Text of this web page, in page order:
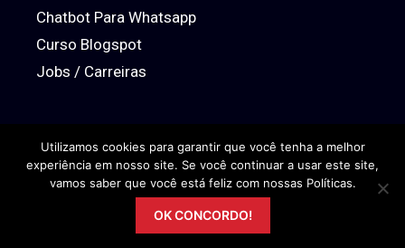
Chatbot Para Whatsapp
Curso Blogspot
Jobs / Carreiras
© 2026 www.econhecimento.comTodos os direitos Reservados
Utilizamos cookies para garantir que você tenha a melhor
experiência em nosso site. Se você continuar a usar este site,
vamos saber que você está feliz com nossas Políticas.
OK CONCORDO!